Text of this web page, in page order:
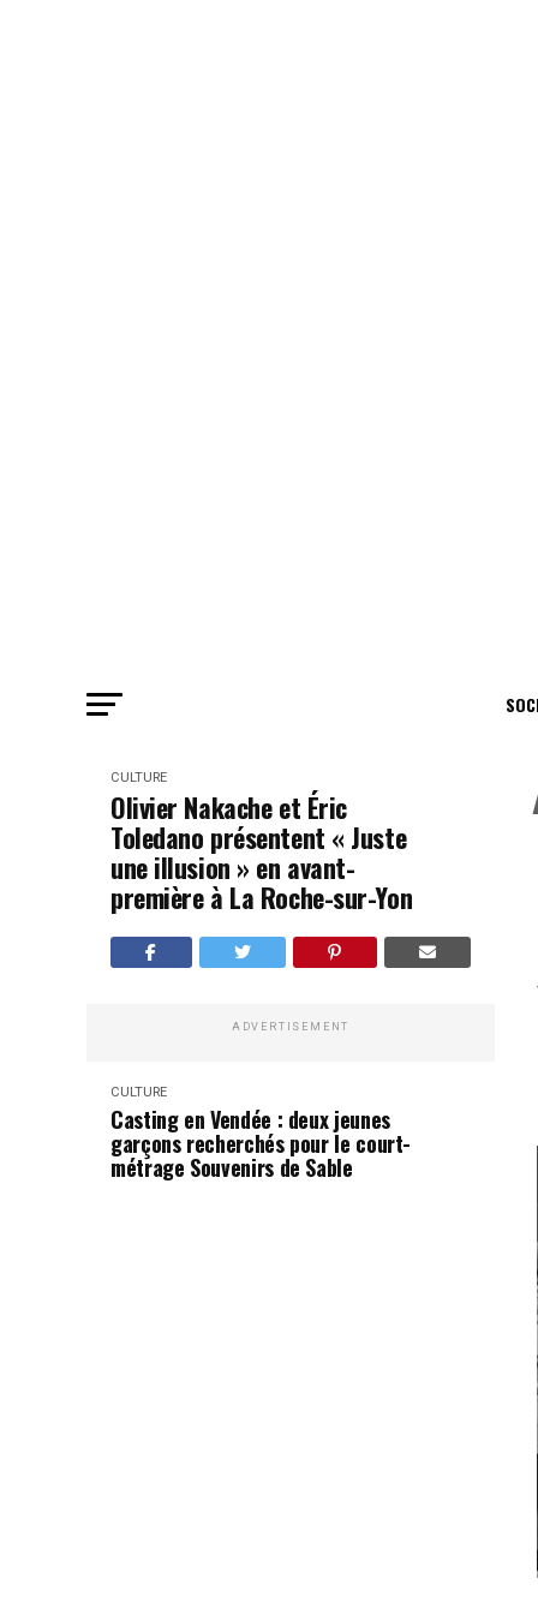
CULTURE
Olivier Nakache et Éric
Toledano présentent « Juste
une illusion » en avant-
première à La Roche-sur-Yon
ADVERTISEMENT
CULTURE
Casting en Vendée : deux jeunes
garçons recherchés pour le court-
métrage Souvenirs de Sable